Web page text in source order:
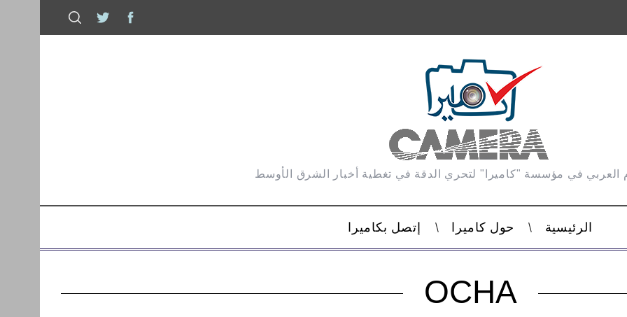
العربي في مؤسسة "كاميرا" لتحري الدقة في تغطية أخبار الشرق الأوسط
الرئيسية حول كاميرا إتصل بكاميرا
OCHA